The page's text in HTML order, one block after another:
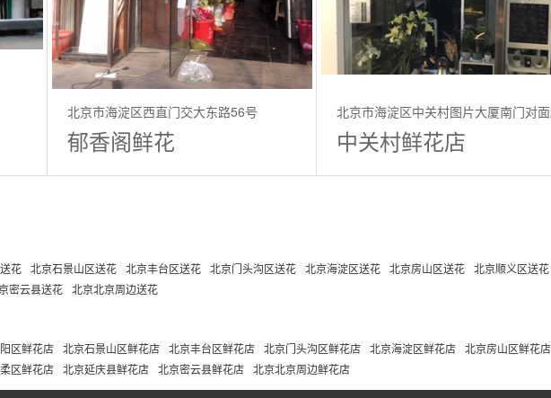
北京市海淀区西直门交大东路56号
郁香阁鲜花
北京市海淀区中关村图片大厦南门对
市内
中关村鲜花店
花 北京石景山区送花 北京丰台区送花 北京门头沟区送花 北京海淀区送花 北京房山区送花 北京顺义区送花
密云县送花 北京北京周边送花
区鲜花店 北京石景山区鲜花店 北京丰台区鲜花店 北京门头沟区鲜花店 北京海淀区鲜花店 北京房山区鲜花店
区鲜花店 北京延庆县鲜花店 北京密云县鲜花店 北京北京周边鲜花店